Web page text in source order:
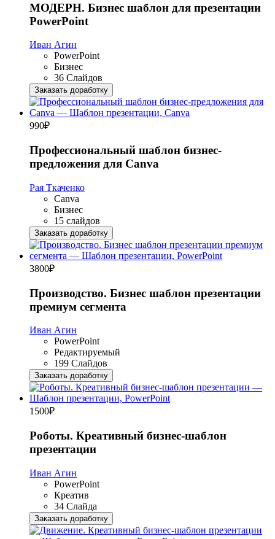
МОДЕРН. Бизнес шаблон для презентации
PowerPoint
Иван Агин
PowerPoint
Бизнес
36 Слайдов
Заказать доработку
990₽
Профессиональный шаблон бизнес-
предложения для Canva
Рая Ткаченко
Canva
Бизнес
15 слайдов
Заказать доработку
3800₽
Производство. Бизнес шаблон презентации
премиум сегмента
Иван Агин
PowerPoint
Редактируемый
199 Слайдов
Заказать доработку
1500₽
Роботы. Креативный бизнес-шаблон
презентации
Иван Агин
PowerPoint
Креатив
34 Слайда
Заказать доработку